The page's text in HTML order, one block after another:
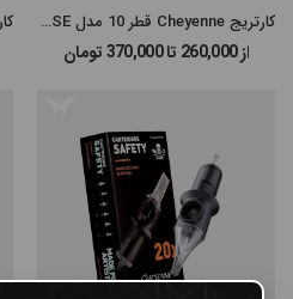
کارتریج Cheyenne قطر 10 مدل Magnum SE
از 260,000 تا 370,000 تومان